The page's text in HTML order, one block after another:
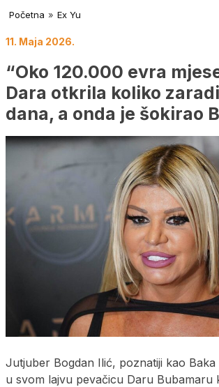
Početna » Ex Yu
11. Maja 2026.
“Oko 120.000 evra
Dara otkrila koliko
dana, a onda je šokirao
Jutjuber Bogdan Ilić, poznatiji kao Baka
u svom lajvu pevačicu Daru Bubamaru